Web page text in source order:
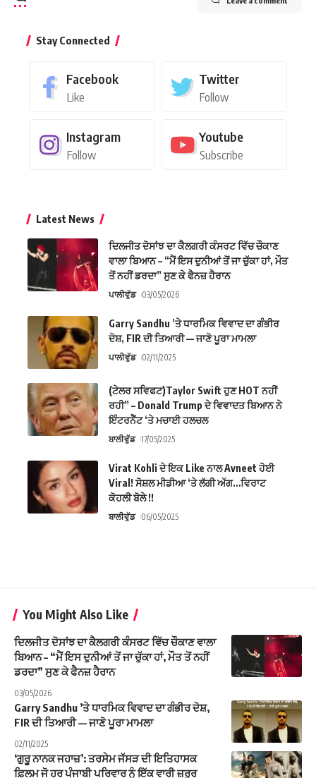
Stay Connected
Facebook
Like
Twitter
Follow
Instagram
Follow
Youtube
Subscribe
Latest News
ਦਿਲਜੀਤ ਦੋਸਾਂਝ ਦਾ ਕੈਲਗਰੀ ਕੰਸਰਟ ਵਿੱਚ ਚੌਕਾਣ
ਵਾਲਾ ਬਿਆਨ – “ਮੈਂ ਇਸ ਦੁਨੀਆਂ ਤੋਂ ਜਾ ਚੁੱਕਾ ਹਾਂ, ਮੌਤ
ਤੋਂ ਨਹੀਂ ਡਰਦਾ” ਸੁਣ ਕੇ ਫੈਨਜ਼ ਹੈਰਾਨ
ਪਾਲੀਵੁੱਡ 03/05/2026
Garry Sandhu ’ਤੇ ਧਾਰਮਿਕ ਵਿਵਾਦ ਦਾ ਗੰਭੀਰ
ਦੋਸ਼, FIR ਦੀ ਤਿਆਰੀ — ਜਾਣੋ ਪੂਰਾ ਮਾਮਲਾ
ਪਾਲੀਵੁੱਡ 02/11/2025
(ਟੇਲਰ ਸਵਿਫਟ)Taylor Swift ਹੁਣ HOT ਨਹੀਂ
ਰਹੀ” – Donald Trump ਦੇ ਵਿਵਾਦਤ ਬਿਆਨ ਨੇ
ਇੰਟਰਨੈੱਟ ‘ਤੇ ਮਚਾਈ ਹਲਚਲ
ਬਾਲੀਵੁੱਡ 17/05/2025
Virat Kohli ਦੇ ਇਕ Like ਨਾਲ Avneet ਹੋਈ
Viral! ਸੋਸ਼ਲ ਮੀਡੀਆ ‘ਤੇ ਲੱਗੀ ਅੱਗ…ਵਿਰਾਟ
ਕੋਹਲੀ ਬੋਲੇ !!
ਬਾਲੀਵੁੱਡ 06/05/2025
You Might Also Like
ਦਿਲਜੀਤ ਦੋਸਾਂਝ ਦਾ ਕੈਲਗਰੀ ਕੰਸਰਟ ਵਿੱਚ ਚੌਕਾਣ ਵਾਲਾ
ਬਿਆਨ – “ਮੈਂ ਇਸ ਦੁਨੀਆਂ ਤੋਂ ਜਾ ਚੁੱਕਾ ਹਾਂ, ਮੌਤ ਤੋਂ ਨਹੀਂ
ਡਰਦਾ” ਸੁਣ ਕੇ ਫੈਨਜ਼ ਹੈਰਾਨ
03/05/2026
Garry Sandhu ’ਤੇ ਧਾਰਮਿਕ ਵਿਵਾਦ ਦਾ ਗੰਭੀਰ ਦੋਸ਼,
FIR ਦੀ ਤਿਆਰੀ — ਜਾਣੋ ਪੂਰਾ ਮਾਮਲਾ
02/11/2025
‘ਗੁਰੂ ਨਾਨਕ ਜਹਾਜ਼’: ਤਰਸੇਮ ਜੱਸੜ ਦੀ ਇਤਿਹਾਸਕ
ਫ਼ਿਲਮ ਜੋ ਹਰ ਪੰਜਾਬੀ ਪਰਿਵਾਰ ਨੂੰ ਇੱਕ ਵਾਰੀ ਜ਼ਰੂਰ